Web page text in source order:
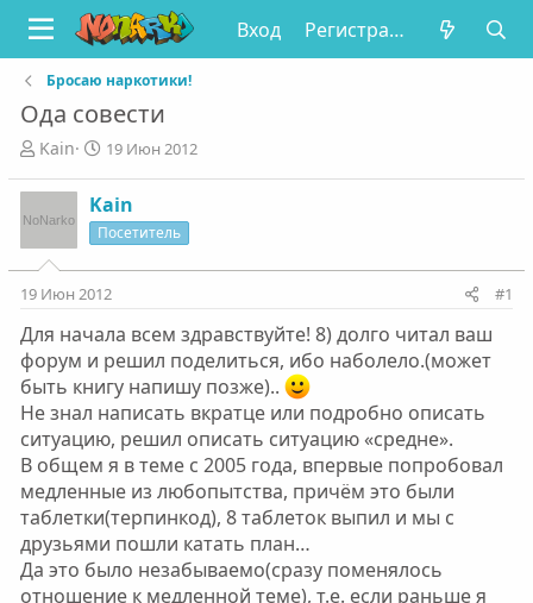
Вход Регистрация
Бросаю наркотики!
Ода совести
А
т
о
т
м
ы
Kain
Д
а
н
а
л
19 Июн 2012
Kain
Посетитель
19 Июн 2012 #1
Для начала всем здравствуйте! 8) долго читал ваш
форум и решил поделиться, ибо наболело.(может
быть книгу напишу позже)..
Не знал написать вкратце или подробно описать
ситуацию, решил описать ситуацию «средне».
В общем я в теме с 2005 года, впервые попробовал
медленные из любопытства, причём это были
таблетки(терпинкод), 8 таблеток выпил и мы с
друзьями пошли катать план…
Да это было незабываемо(сразу поменялось
отношение к медленной теме), т.е. если раньше я